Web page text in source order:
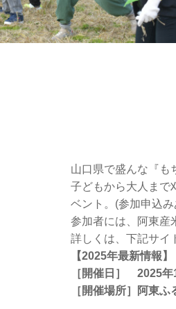
山口県で盛んな『も
子どもから大人まで
ベント。(参加申込み
参加者には、阿東産
詳しくは、下記サイ
【2025年最新情報】
［開催日］ 2025
［開催場所］阿東